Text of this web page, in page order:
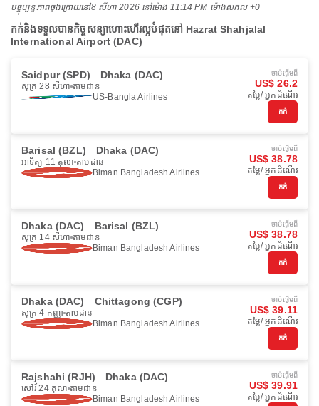
បច្ចុប្បន្នភាពចុងក្រោយនៅ8 សីហា 2026 នៅ​ម៉ោង 11:14 PM ម៉ោង​សកល +0
កក់និងទទួលបានកិច្ចសន្យាហោះហើរល្អបំផុតនៅ Hazrat Shahjalal
International Airport (DAC)
Saidpur (SPD) Dhaka (DAC)
សុក្រ 28 សីហា តាមដាន
US-Bangla Airlines
ចាប់ផ្ដើមពី
US$ 26.2
តម្លៃ/ អ្នកដំណើរ
កក់
Barisal (BZL) Dhaka (DAC)
អាទិត្យ 11 តុលា តាមដាន
Biman Bangladesh Airlines
ចាប់ផ្ដើមពី
US$ 38.78
តម្លៃ/ អ្នកដំណើរ
កក់
Dhaka (DAC) Barisal (BZL)
សុក្រ 14 សីហា តាមដាន
Biman Bangladesh Airlines
ចាប់ផ្ដើមពី
US$ 38.78
តម្លៃ/ អ្នកដំណើរ
កក់
Dhaka (DAC) Chittagong (CGP)
សុក្រ 4 កញ្ញា តាមដាន
Biman Bangladesh Airlines
ចាប់ផ្ដើមពី
US$ 39.11
តម្លៃ/ អ្នកដំណើរ
កក់
Rajshahi (RJH) Dhaka (DAC)
សៅរ៍ 24 តុលា តាមដាន
Biman Bangladesh Airlines
ចាប់ផ្ដើមពី
US$ 39.91
តម្លៃ/ អ្នកដំណើរ